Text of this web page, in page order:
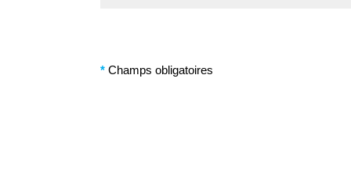
* Champs obligatoires